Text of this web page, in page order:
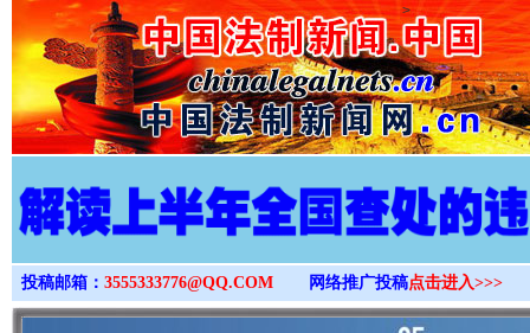
>
投稿邮箱： 3555333776@QQ.COM 网络推广投稿点击进入>>>